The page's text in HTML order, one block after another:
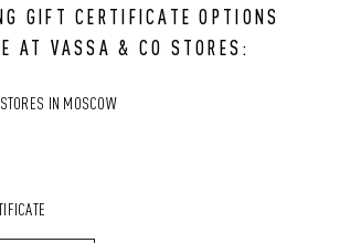
GIFT CERTIFICATE OPTIONS
AT VASSA & CO STORES:
IN MOSCOW